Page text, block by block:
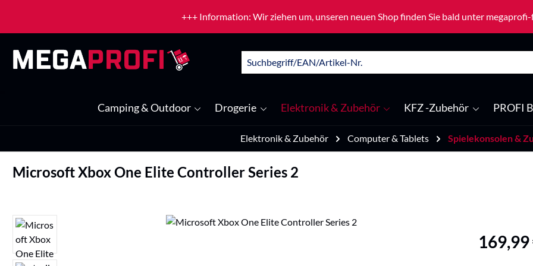
+++ Information: Wir ziehen um, unseren neuen Shop finden Sie bald unter
Camping & Outdoor Drogerie Elektronik & Zubehör KFZ -Zubehör PROFI
Elektronik & Zubehör Computer & Tablets Spielekonsolen &
Microsoft Xbox One Elite Controller Series 2
Bildergalerie überspringen
Regulärer
169,99